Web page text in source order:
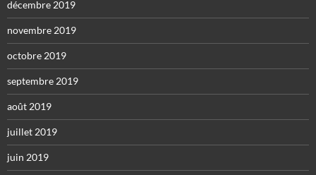
décembre 2019
novembre 2019
octobre 2019
septembre 2019
août 2019
juillet 2019
juin 2019